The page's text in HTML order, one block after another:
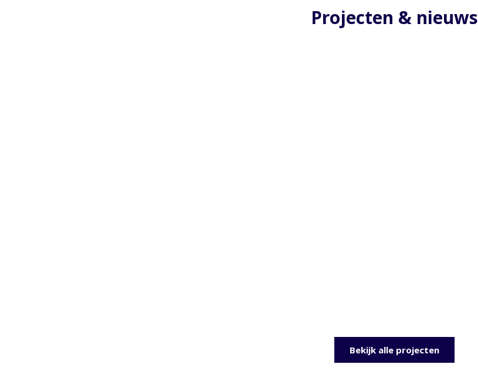
Projecten & nieuws
Bekijk alle projecten